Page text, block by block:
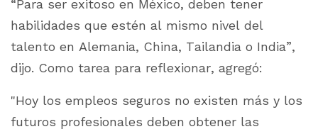
“Para ser exitoso en México, deben tener
habilidades que estén al mismo nivel del
talento en Alemania, China, Tailandia o India”,
dijo. Como tarea para reflexionar, agregó:
"Hoy los empleos seguros no existen más y los
futuros profesionales deben obtener las